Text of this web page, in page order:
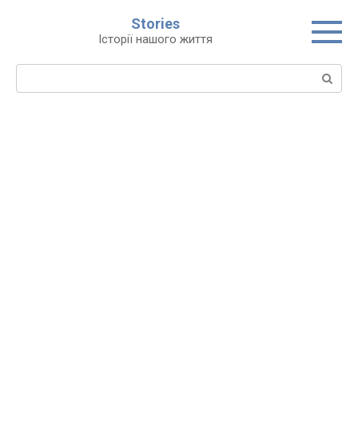
Stories
Історії нашого життя
Пошук: